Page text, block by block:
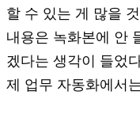
할 수 있는 게 많을
내용은 녹화본에 안
겠다는 생각이 들었
제 업무 자동화에서